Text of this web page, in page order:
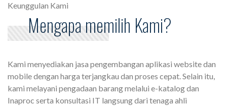
Keunggulan Kami
Mengapa memilih Kami?
Kami menyediakan jasa pengembangan aplikasi website dan
mobile dengan harga terjangkau dan proses cepat. Selain itu,
kami melayani pengadaan barang melalui e-katalog dan
Inaproc serta konsultasi IT langsung dari tenaga ahli